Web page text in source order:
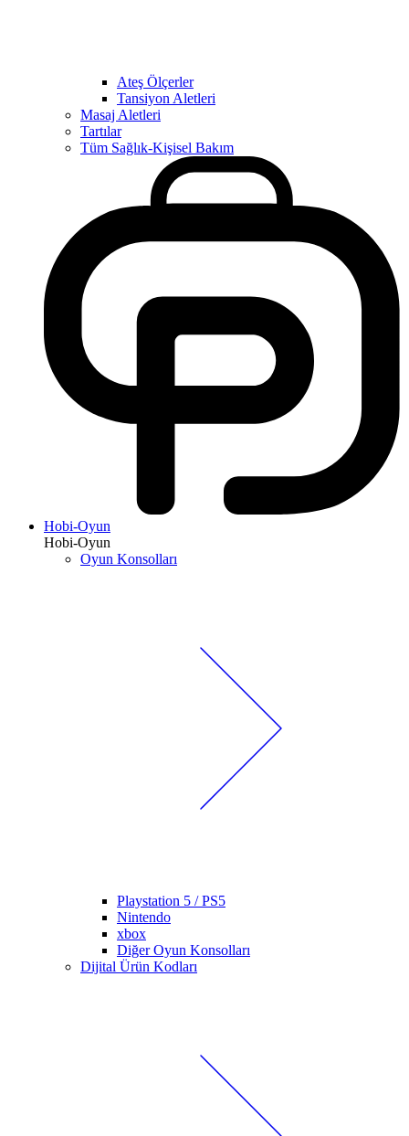
Ateş Ölçerler
Tansiyon Aletleri
Masaj Aletleri
Tartılar
Tüm Sağlık-Kişisel Bakım
Hobi-Oyun
Hobi-Oyun
Oyun Konsolları
Playstation 5 / PS5
Nintendo
xbox
Diğer Oyun Konsolları
Dijital Ürün Kodları